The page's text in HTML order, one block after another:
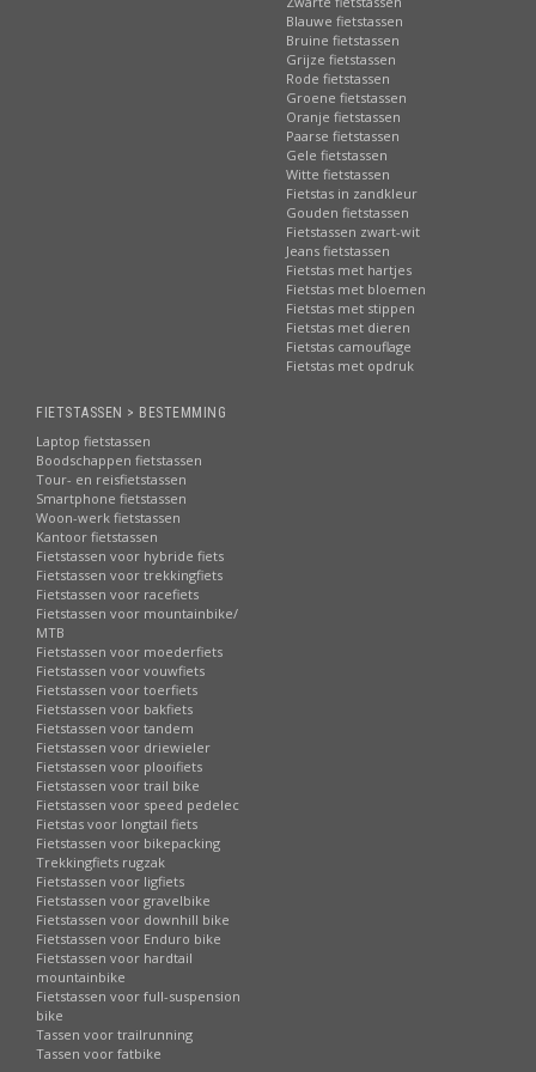
Nederlands bekendste fietstassenwebshop!
Zeer aantrekkelijk geprijsd:ook degrijze fietsmanden
uit eigen voorraad |ook afhalen!
beste advies en informatie
via PostNL
en online bereikbaarheid
zeer hoge waardering van onze klanten
elk merk, elk type fietstas!
Blauwe fietstassen
Bruine fietstassen
Grijze fietstassen
Rode fietstassen
Groene fietstassen
Oranje fietstassen
Paarse fietstassen
Gele fietstassen
Witte fietstassen
Fietstas in zandkleur
Gouden fietstassen
Fietstassen zwart-wit
Jeans fietstassen
Fietstas met hartjes
Fietstas met bloemen
Fietstas met stippen
Fietstas met dieren
Fietstas camouflage
Fietstas met opdruk
FIETSTASSEN > BESTEMMING
Laptop fietstassen
Boodschappen fietstassen
Tour- en reisfietstassen
Smartphone fietstassen
Woon-werk fietstassen
Kantoor fietstassen
Fietstassen voor hybride fiets
Fietstassen voor trekkingfiets
Fietstassen voor racefiets
Fietstassen voor mountainbike/
MTB
Fietstassen voor moederfiets
Fietstassen voor vouwfiets
Fietstassen voor toerfiets
Fietstassen voor bakfiets
Fietstassen voor tandem
Fietstassen voor driewieler
Fietstassen voor plooifiets
Fietstassen voor trail bike
Fietstassen voor speed pedelec
Fietstas voor longtail fiets
Fietstassen voor bikepacking
Trekkingfiets rugzak
Fietstassen voor ligfiets
Fietstassen voor gravelbike
Fietstassen voor downhill bike
Fietstassen voor Enduro bike
Fietstassen voor hardtail
mountainbike
Fietstassen voor full-suspension
bike
Tassen voor trailrunning
Tassen voor fatbike